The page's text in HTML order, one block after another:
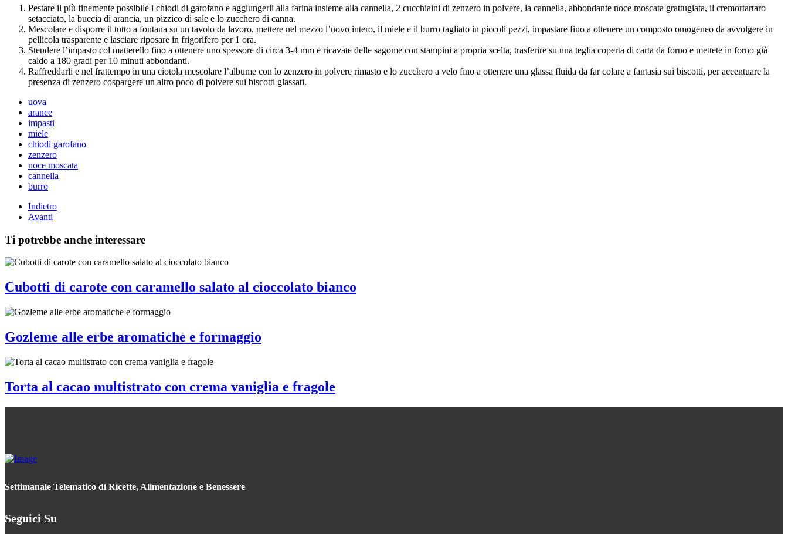
Pestare il più finemente possibile i chiodi di garofano e aggiungerli alla farina insieme alla cannella, 2 cucchiaini di zenzero in polvere, la cannella, abbondante noce moscata grattugiata, il cremortartaro
setacciato, la buccia di arancia, un pizzico di sale e lo zucchero di canna.
Mescolare e disporre il tutto a fontana su un tavolo da lavoro, mettere nel mezzo l’uovo intero, il miele e il burro tagliato in piccoli pezzi, impastare fino a ottenere un composto omogeneo da avvolgere in
pellicola trasparente e lasciare riposare in frigorifero per 1 ora.
Stendere l’impasto col matterello fino a ottenere uno spessore di circa 3-4 mm e ricavate delle sagome con stampini a propria scelta, trasferire su una teglia coperta di carta da forno e mettete in forno già
caldo a 180 gradi per 10 minuti abbondanti.
Raffreddarli e nel frattempo in una ciotola mescolare l’albume con lo zenzero in polvere rimasto e lo zucchero a velo fino a ottenere una glassa fluida da far colare a fantasia sui biscotti, per accentuare la
presenza di zenzero cospargere un altro poco di polvere sui biscotti glassati.
uova
arance
impasti
miele
chiodi garofano
zenzero
noce moscata
cannella
burro
Indietro
Avanti
Ti potrebbe anche interessare
Cubotti di carote con caramello salato al cioccolato bianco
Gozleme alle erbe aromatiche e formaggio
Torta al cacao multistrato con crema vaniglia e fragole
Settimanale Telematico di Ricette, Alimentazione e Benessere
Seguici Su